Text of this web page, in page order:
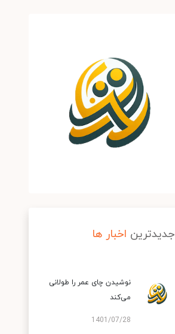
جدیدترین اخبار ها
نوشیدن چای عمر را طولانی
می‌کند
1401/07/28